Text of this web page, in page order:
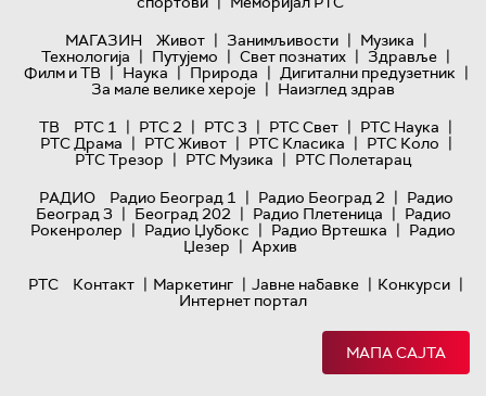
МАГАЗИН
Живот | Занимљивости | Музика |
Технологијa | Путујемо | Свет познатих | Здравље |
Филм и ТВ | Наука | Природа | Дигитални предузетник |
За мале велике хероје | Наизглед здрав
ТВ
РТС 1 | РТС 2 | РТС 3 | РТС Свет | РТС Наука |
РТС Драма | РТС Живот | РТС Класика | РТС Коло |
РТС Трезор | РТС Музика | РТС Полетарац
РАДИО
Радио Београд 1 | Радио Београд 2 | Радио
Београд 3 | Београд 202 | Радио Плетеница | Радио
Рокенролер | Радио Џубокс | Радио Вртешка | Радио
Џезер | Архив
РТС
Контакт | Маркетинг | Јавне набавке | Конкурси |
Интернет портал
МАПА САЈТА